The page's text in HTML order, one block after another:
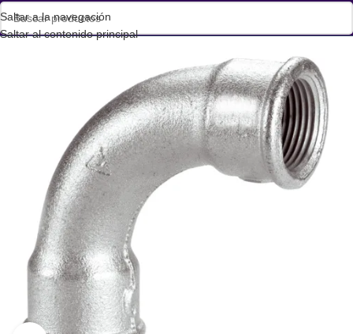
Saltar a la navegación
Saltar al contenido principal